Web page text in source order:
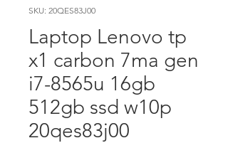
SKU: 20QES83J00
Laptop Lenovo tp
x1 carbon 7ma gen
i7-8565u 16gb
512gb ssd w10p
20qes83j00